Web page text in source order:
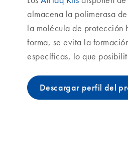
almacena la polimerasa
la molécula de protección
forma, se evita la
específicas, lo que
Descargar perfil del